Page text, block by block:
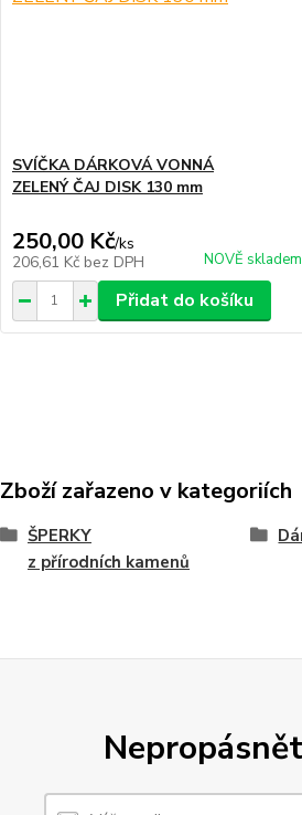
SVÍČKA DÁRKOVÁ VONNÁ
ZELENÝ ČAJ DISK 130 mm
250,00 Kč/ks
206,61 Kč bez DPH NOVĚ skladem
Přidat do košíku
Zboží zařazeno v kategoriích
ŠPERKY
z přírodních kamenů